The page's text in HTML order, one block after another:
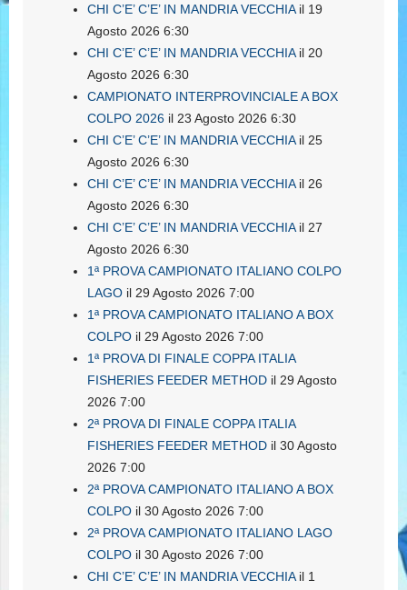
CHI C’E’ C’E’ IN MANDRIA VECCHIAil 19
Agosto 2026 6:30
CHI C’E’ C’E’ IN MANDRIA VECCHIAil 20
Agosto 2026 6:30
CAMPIONATO INTERPROVINCIALE A BOX
COLPO 2026 il 23 Agosto 2026 6:30
CHI C’E’ C’E’ IN MANDRIA VECCHIAil 25
Agosto 2026 6:30
CHI C’E’ C’E’ IN MANDRIA VECCHIAil 26
Agosto 2026 6:30
CHI C’E’ C’E’ IN MANDRIA VECCHIAil 27
Agosto 2026 6:30
1ª PROVA CAMPIONATO ITALIANO COLPO
LAGO il 29 Agosto 2026 7:00
1ª PROVA CAMPIONATO ITALIANO A BOX
COLPO il 29 Agosto 2026 7:00
1ª PROVA DI FINALE COPPA ITALIA
FISHERIES FEEDER METHOD il 29 Agosto
2026 7:00
2ª PROVA DI FINALE COPPA ITALIA
FISHERIES FEEDER METHOD il 30 Agosto
2026 7:00
2ª PROVA CAMPIONATO ITALIANO A BOX
COLPO il 30 Agosto 2026 7:00
2ª PROVA CAMPIONATO ITALIANO LAGO
COLPO il 30 Agosto 2026 7:00
CHI C’E’ C’E’ IN MANDRIA VECCHIAil 1